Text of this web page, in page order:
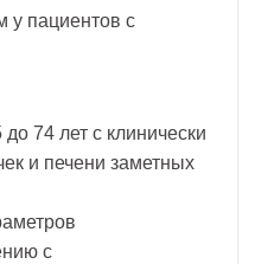
у пациентов с
74 лет с клинически
и печени заметных
с